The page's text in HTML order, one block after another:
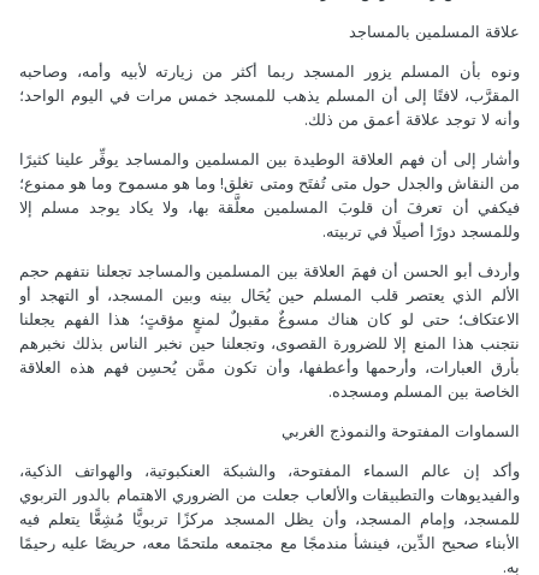
علاقة المسلمين بالمساجد
ونوه بأن المسلم يزور المسجد ربما أكثر من زيارته لأبيه وأمه، وصاحبه
المقرَّب، لافتًا إلى أن المسلم يذهب للمسجد خمس مرات في اليوم الواحد؛
وأنه لا توجد علاقة أعمق من ذلك.
وأشار إلى أن فهم العلاقة الوطيدة بين المسلمين والمساجد يوفِّر علينا كثيرًا
من النقاش والجدل حول متى تُفتَح ومتى تغلق! وما هو مسموح وما هو ممنوع؛
فيكفي أن تعرفَ أن قلوبَ المسلمين معلَّقة بها، ولا يكاد يوجد مسلم إلا
وللمسجد دورًا أصيلًا في تربيته.
وأردف أبو الحسن أن فهمَ العلاقة بين المسلمين والمساجد تجعلنا نتفهم حجم
الألم الذي يعتصر قلب المسلم حين يُحَال بينه وبين المسجد، أو التهجد أو
الاعتكاف؛ حتى لو كان هناك مسوغٌ مقبولٌ لمنعٍ مؤقتٍ؛ هذا الفهم يجعلنا
نتجنب هذا المنع إلا للضرورة القصوى، وتجعلنا حين نخبر الناس بذلك نخبرهم
بأرق العبارات، وأرحمها وأعطفها، وأن تكون ممَّن يُحسِن فهم هذه العلاقة
الخاصة بين المسلم ومسجده.
السماوات المفتوحة والنموذج الغربي
وأكد إن عالم السماء المفتوحة، والشبكة العنكبوتية، والهواتف الذكية،
والفيديوهات والتطبيقات والألعاب جعلت من الضروري الاهتمام بالدور التربوي
للمسجد، وإمام المسجد، وأن يظل المسجد مركزًا تربويًّا مُشِعًّا يتعلم فيه
الأبناء صحيح الدِّين، فينشأ مندمجًا مع مجتمعه ملتحمًا معه، حريصًا عليه رحيمًا
به.